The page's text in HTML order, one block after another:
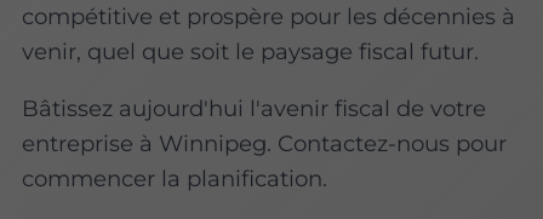
compétitive et prospère pour les décennies à
venir, quel que soit le paysage fiscal futur.
Bâtissez aujourd'hui l'avenir fiscal de votre
entreprise à Winnipeg. Contactez-nous pour
commencer la planification.